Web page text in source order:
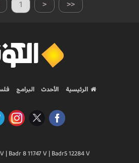
1 < <<
الرئيسية الأحدث البرامج
| Badr 8 11747 V | Badr5 12284 V